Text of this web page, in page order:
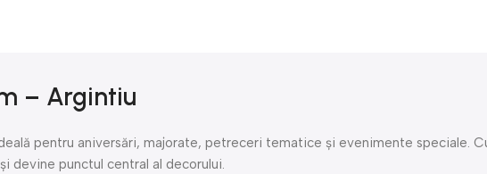
– Argintiu
pentru aniversări, majorate, petreceri tematice și evenimente speciale.
devine punctul central al decorului.